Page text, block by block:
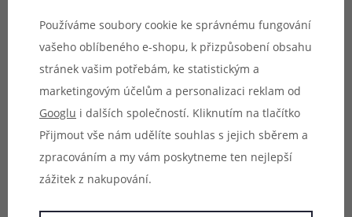
pro slabší i silnější vapery.
Výhodou e-liquidů Riot BAR EDTN Salt s obsahem
nikotinové soli je absence dráždivého pocitu v krku
během vapování a rychlejší vstřebávání do organismu.
Díky těmto prvkům je možné inhalovat vyšší dávku
nikotinu v každém potahu, ovšem v mnohem delších
intervalech. Díky tomu výrazně prodlužujete životnost
Používáme soubory cookie ke správnému fungování
vašeho oblíbeného e-shopu, k přizpůsobení obsahu
stránek vašim potřebám, ke statistickým a
marketingovým účelům a personalizaci reklam od
Googlu i dalších společností. Kliknutím na tlačítko
Přijmout vše nám udělíte souhlas s jejich sběrem a
zpracováním a my vám poskytneme ten nejlepší
zážitek z nakupování.